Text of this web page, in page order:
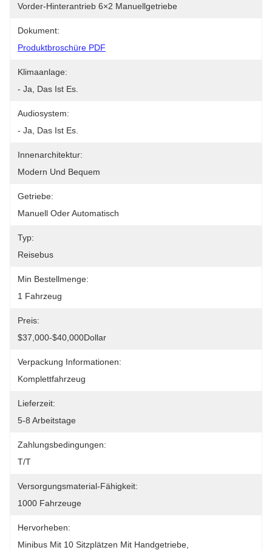
Vorder-Hinterantrieb 6×2 Manuellgetriebe
Dokument:
Produktbroschüre PDF
Klimaanlage:
- Ja, Das Ist Es.
Audiosystem:
- Ja, Das Ist Es.
Innenarchitektur:
Modern Und Bequem
Getriebe:
Manuell Oder Automatisch
Typ:
Reisebus
Min Bestellmenge:
1 Fahrzeug
Preis:
$37,000-$40,000Dollar
Verpackung Informationen:
Komplettfahrzeug
Lieferzeit:
5-8 Arbeitstage
Zahlungsbedingungen:
T/T
Versorgungsmaterial-Fähigkeit:
1000 Fahrzeuge
Hervorheben:
Minibus Mit 10 Sitzplätzen Mit Handgetriebe